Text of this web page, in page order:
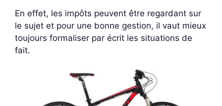
En effet, les impôts peuvent être regardant sur
le sujet et pour une bonne gestion, il vaut mieux
toujours formaliser par écrit les situations de
fait.